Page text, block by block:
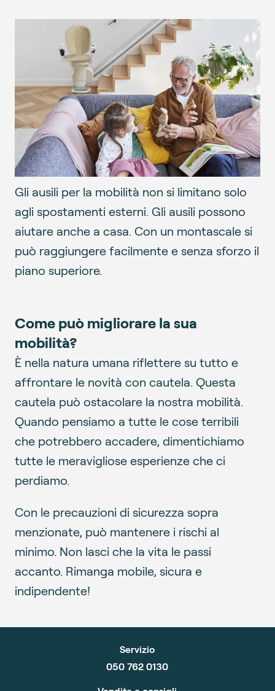
Gli ausili per la mobilità non si limitano solo
agli spostamenti esterni. Gli ausili possono
aiutare anche a casa. Con un montascale si
può raggiungere facilmente e senza sforzo il
piano superiore.
Come può migliorare la sua
mobilità?
È nella natura umana riflettere su tutto e
affrontare le novità con cautela. Questa
cautela può ostacolare la nostra mobilità.
Quando pensiamo a tutte le cose terribili
che potrebbero accadere, dimentichiamo
tutte le meravigliose esperienze che ci
perdiamo.
Con le precauzioni di sicurezza sopra
menzionate, può mantenere i rischi al
minimo. Non lasci che la vita le passi
accanto. Rimanga mobile, sicura e
indipendente!
Servizio
050 762 0130